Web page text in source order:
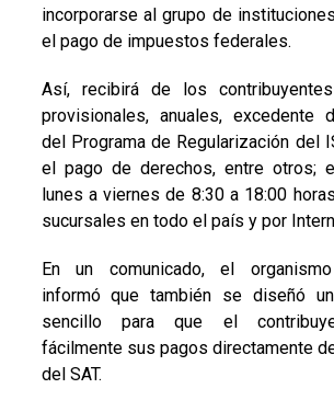
incorporarse al grupo de
el pago de impuestos federales.
Así, recibirá de los
provisionales, anuales, excedente
del Programa de Regularización del
el pago de derechos, entre otros;
lunes a viernes de 8:30 a 18:00
sucursales en todo el país y por
En un comunicado, el
informó que también se diseñó
sencillo para que el
fácilmente sus pagos directamente
del SAT.